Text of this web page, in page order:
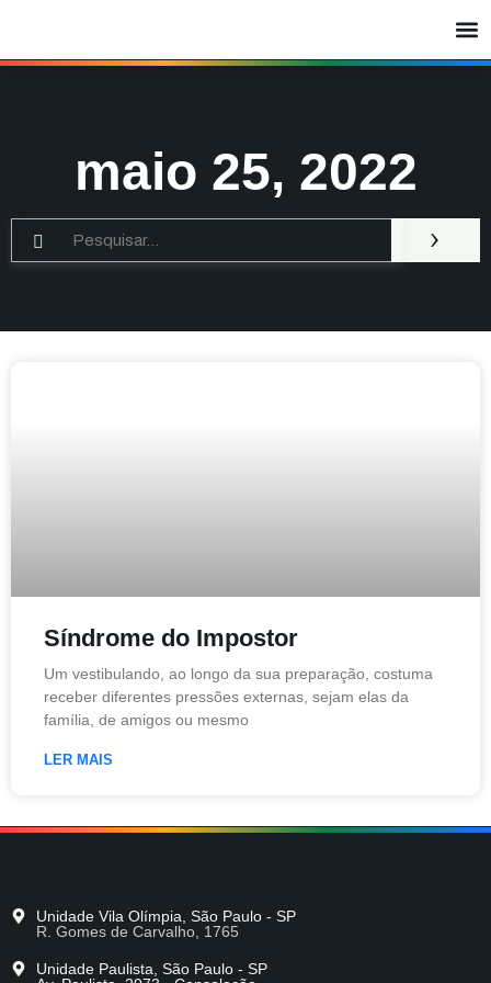
maio 25, 2022
›
Síndrome do Impostor
Um vestibulando, ao longo da sua preparação, costuma
receber diferentes pressões externas, sejam elas da
família, de amigos ou mesmo
LER MAIS
Unidade Vila Olímpia, São Paulo - SP
R. Gomes de Carvalho, 1765
Unidade Paulista, São Paulo - SP